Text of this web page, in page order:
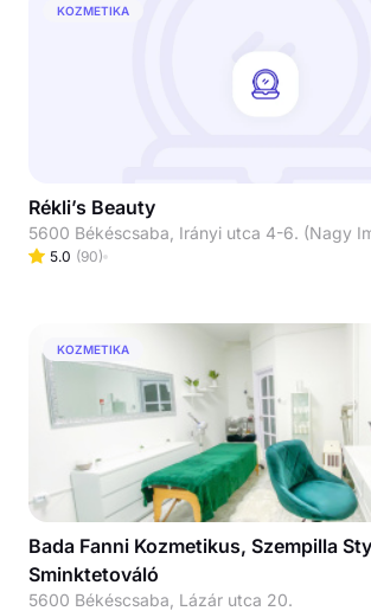
KOZMETIKA
Rékli’s Beauty
5600 Békéscsaba, Irányi utca 4-6. (Nagy
5.0 (90)
KOZMETIKA
Bada Fanni Kozmetikus, Szempilla
Sminktetováló
5600 Békéscsaba, Lázár utca 20.